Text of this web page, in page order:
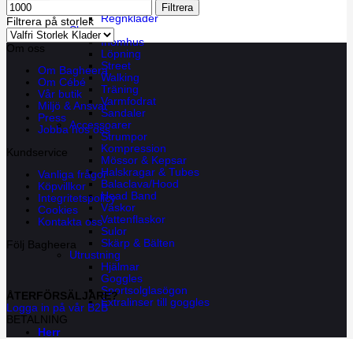
Regnkläder
Skor
Inomhus
Löpning
Street
Walking
Träning
Varmfodrat
Sandaler
Accessoarer
Strumpor
Kompression
Mössor & Kepsar
Halskragar & Tubes
Balaclava/Hood
Head Band
Väskor
Vattenflaskor
Sulor
Skärp & Bälten
Utrustning
Hjälmar
Goggles
Sportsolglasögon
Extralinser till goggles
Herr
Filtrera
Filtrera på storlek
Om oss
Om Bagheera
Om Cébé
Vår butik
Miljö & Ansvar
Press
Jobba hos oss
Kundservice
Vanliga frågor
Köpvillkor
Integritetspolicy
Cookies
Kontakta oss
Följ Bagheera
ÅTERFÖRSÄLJARE?
Logga in på vår B2B
BETALNING